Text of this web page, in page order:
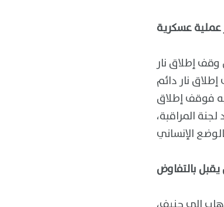
عملية عسكرية
إطلاق نار
نار دائم
فوقف إطلاق
المراقبة،
بالتفاوض